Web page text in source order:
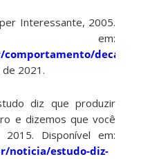
Interessante, 2005.
em:
decameron/
2021.
diz que produzir
e dizemos que você
2015. Disponível em:
noticia/estudo-diz-